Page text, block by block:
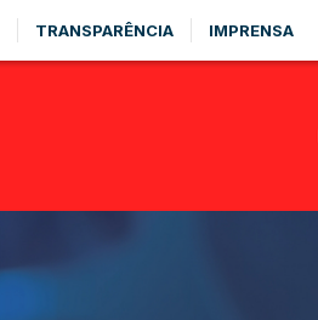
TRANSPARÊNCIA IMPRENSA